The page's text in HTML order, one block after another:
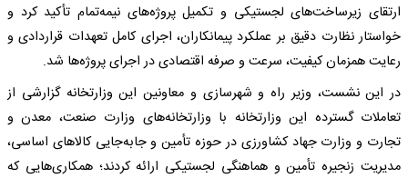
ارتقای زیرساخت‌های لجستیکی و تکمیل پروژه‌های نیمه‌تمام تأکید کرد و
خواستار نظارت دقیق بر عملکرد پیمانکاران، اجرای کامل تعهدات قراردادی و
رعایت همزمان کیفیت، سرعت و صرفه اقتصادی در اجرای پروژه‌ها شد.
در این نشست، وزیر راه و شهرسازی و معاونین این وزارتخانه گزارشی از
تعاملات گسترده این وزارتخانه با وزارتخانه‌های وزارت صنعت، معدن و
تجارت و وزارت جهاد کشاورزی در حوزه تأمین و جابه‌جایی کالاهای اساسی،
مدیریت زنجیره تأمین و هماهنگی لجستیکی ارائه کردند؛ همکاری‌هایی که